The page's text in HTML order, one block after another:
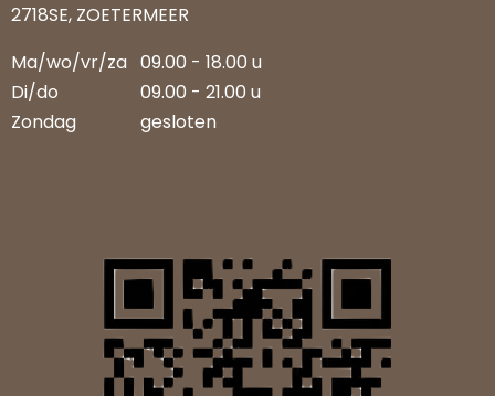
2718SE, ZOETERMEER
Ma/wo/vr/za 09.00 - 18.00 u
Di/do
09.00 - 21.00 u
Zondag
gesloten